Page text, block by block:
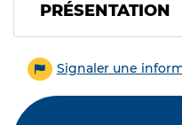
PRÉSENTATION
Signaler une